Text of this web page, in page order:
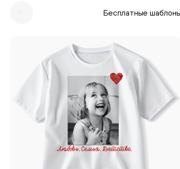
Бесплатные